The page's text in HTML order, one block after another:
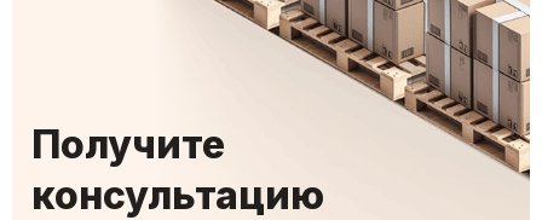
Получите
консультацию